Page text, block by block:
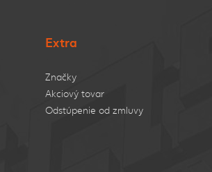
Extra
Značky
Akciový tovar
Odstúpenie od zmluvy